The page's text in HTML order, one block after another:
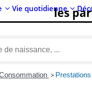
Vie quotidienne
les
>